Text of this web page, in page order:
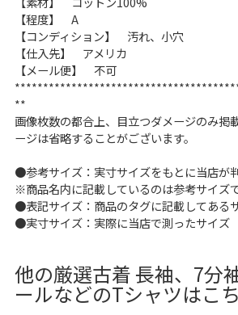
60年代 50年代
すべての年代を見る
古着コラム
Youtube 古着屋Rush Out チャンネル
【程度】 A
【コンディション】 汚れ、小穴
【仕入先】 アメリカ
【メール便】 不可
**
画像枚数の都合上、目立つダメージのみ掲
ージは省略することがございます。
●参考サイズ：実寸サイズをもとに当店が
※商品名内に記載しているのは参考サイズで
●表記サイズ：商品のタグに記載してある
●実寸サイズ：実際に当店で測ったサイズ
他の厳選古着 長袖、7分
ールなどのTシャツはこ